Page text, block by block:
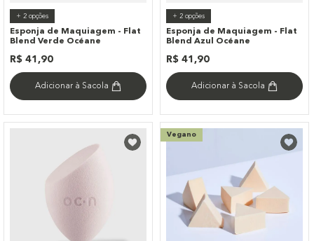
+ 2opções
Esponja de Maquiagem - Flat
Blend Verde Océane
R$ 41 ,90
Adicionar à Sacola
+ 2opções
Esponja de Maquiagem - Flat
Blend Azul Océane
R$ 41 ,90
Adicionar à Sacola
Vegano